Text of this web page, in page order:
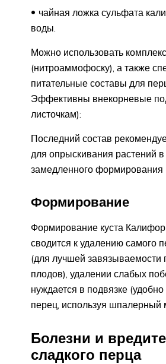
чайная ложка сульфата
воды.
Можно использовать
(нитроаммофоску), а также
питательные составы для
Эффективны внекорневые
листочкам):
Последний состав
для опрыскивания растений в
замедленного формирования
Формирование
Формирование куста
сводится к удалению самого
(для лучшей
плодов), удалении слабых
нуждается в подвязке
перец, используя шпалерный
Болезни и
сладкого перца